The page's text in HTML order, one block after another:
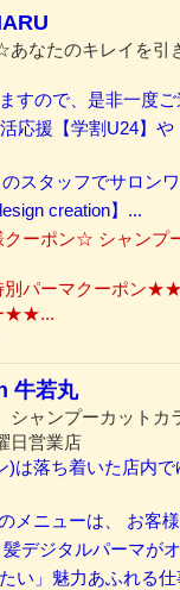
なたのキレイを引
すので、是非一度
応援【学割U24】
スタッフでサロン
creation】...
ーポン☆ シャンプ
パーマクーポン
★★...
牛若丸
シャンプーカットカ
日営業店
)は落ち着いた店内
メニューは、 お客様
デジタルパーマが
い」魅力あふれる